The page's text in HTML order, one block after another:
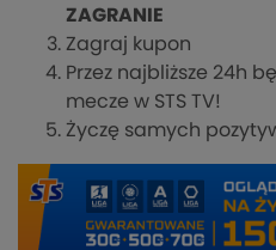
ZAGRANIE
Zagraj kupon
Przez najbliższe 24h
mecze w STS TV!
Życzę samych